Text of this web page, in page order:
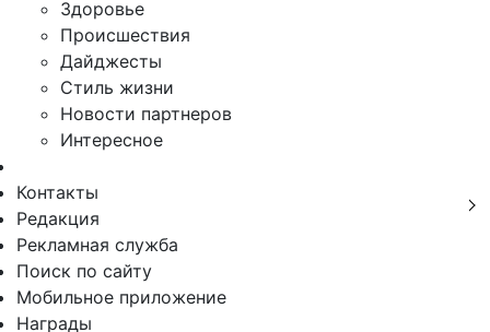
Здоровье
Происшествия
Дайджесты
Стиль жизни
Новости партнеров
Интересное
Контакты
Редакция
Рекламная служба
Поиск по сайту
Мобильное приложение
Награды